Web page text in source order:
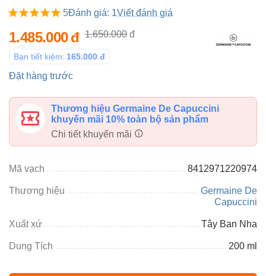
5Đánh giá: 1Viết đánh giá
1.485.000đ 1.650.000 đ
Bạn tiết kiệm: 165.000 đ
Đặt hàng trước
Thương hiệu Germaine De Capuccini
khuyến mãi 10% toàn bộ sản phẩm
Chi tiết khuyến mãi
Mã vạch 8412971220974
Thương hiệu
Germaine De
Capuccini
Xuất xứ Tây Ban Nha
Dung Tích 200 ml